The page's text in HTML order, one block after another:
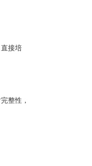
接培
整性，